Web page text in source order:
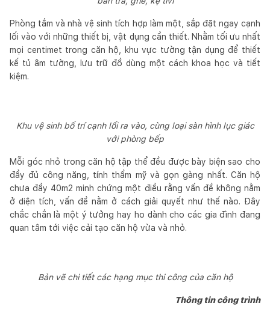
Phòng tắm và nhà vệ sinh tích hợp làm một, sắp đặt ngay cạnh
lối vào với những thiết bị, vật dụng cần thiết. Nhằm tối ưu nhất
mọi centimet trong căn hộ, khu vực tường tận dụng để thiết
kế tủ âm tường, lưu trữ đồ dùng một cách khoa học và tiết
kiệm.
Khu vệ sinh bố trí cạnh lối ra vào, cùng loại sàn hình lục giác
với phòng bếp
Mỗi góc nhỏ trong căn hộ tập thể đều được bày biện sao cho
đầy đủ công năng, tính thẩm mỹ và gọn gàng nhất. Căn hộ
chưa đầy 40m2 minh chứng một điều rằng vấn đề không nằm
ở diện tích, vấn đề nằm ở cách giải quyết như thế nào. Đây
chắc chắn là một ý tưởng hay ho dành cho các gia đình đang
quan tâm tới việc cải tạo căn hộ vừa và nhỏ.
Bản vẽ chi tiết các hạng mục thi công của căn hộ
Thông tin công trình